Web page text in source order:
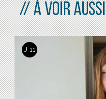
À VOIR AUSSI
J-11